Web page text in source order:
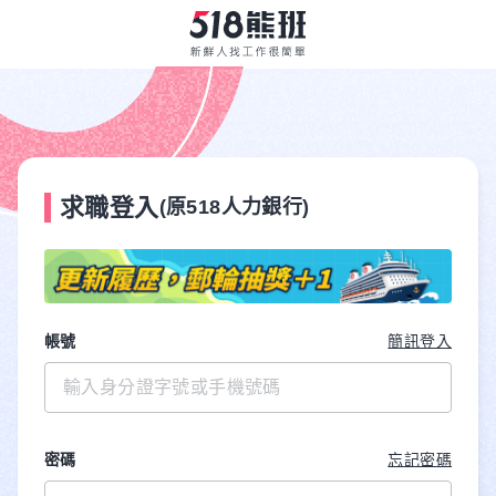
求職登入 (原518人力銀行)
帳號 簡訊登入
密碼 忘記密碼